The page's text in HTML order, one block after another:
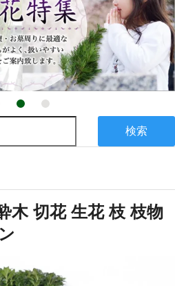
検索
木 切花 生花 枝 枝物